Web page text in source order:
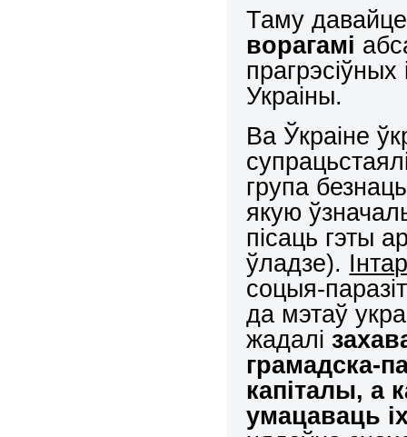
Таму
ворагамі
Украіны.
Ва Ўкраіне
група
якую
пісаць гэты
ўладзе).
соцыя-
да мэтаў
жадалі
грамадска-
капіталы, а
умацаваць